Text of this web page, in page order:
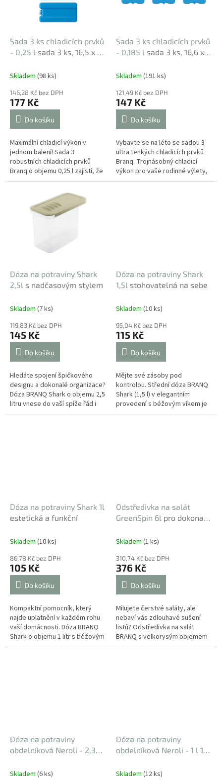
Sada 3 ks chladicích prvků
- 0,25 l sada 3 ks, 16,5 x 8
chlazení
Skladem (98 ks)
146,28 Kč bez DPH
177 Kč
Do košíku
Maximální chladicí výkon v
jednom balení! Sada 3
robustních chladicích prvků
Branq o objemu 0,25 l zajistí, že
vaše jídlo a pití zůstanou ledově
Sada 3 ks chladicích prvků
- 0,185 l sada 3 ks, 16,6 x
ekonomické balení
Skladem (191 ks)
121,49 Kč bez DPH
147 Kč
Do košíku
Vybavte se na léto se sadou 3
ultra tenkých chladicích prvků
Branq. Trojnásobný chladicí
výkon pro vaše rodinné výlety,
pikniky i transport větších
Dóza na potraviny Shark
2,5l s nadčasovým stylem
Skladem (7 ks)
119,83 Kč bez DPH
145 Kč
Do košíku
Hledáte spojení špičkového
designu a dokonalé organizace?
Dóza BRANQ Shark o objemu 2,5
litru vnese do vaší spíže řád i
estetickou lehkost. Její unikátní
Dóza na potraviny Shark
1,5l stohovatelná na sebe
Skladem (10 ks)
95,04 Kč bez DPH
115 Kč
Do košíku
Mějte své zásoby pod
kontrolou. Střední dóza BRANQ
Shark (1,5 l) v elegantním
provedení s béžovým víkem je
ideálním parťákem pro zdravou
Dóza na potraviny Shark 1l
estetická a funkční
Skladem (10 ks)
86,78 Kč bez DPH
105 Kč
Do košíku
Kompaktní pomocník, který
najde uplatnění v každém rohu
vaší domácnosti. Dóza BRANQ
Shark o objemu 1 litr s béžovým
víkem je ztělesněním
Odstředivka na salát
GreenSpin 6l pro dokonale
Skladem (1 ks)
310,74 Kč bez DPH
376 Kč
Do košíku
Milujete čerstvé saláty, ale
nebaví vás zdlouhavé sušení
listů? Odstředivka na salát
BRANQ s velkorysým objemem
6 litrů je nepostradatelným
Dóza na potraviny
obdelníková Neroli - 2,33 l
Skladem (6 ks)
Dóza na potraviny
obdelníková Neroli - 1 l 16
Skladem (12 ks)